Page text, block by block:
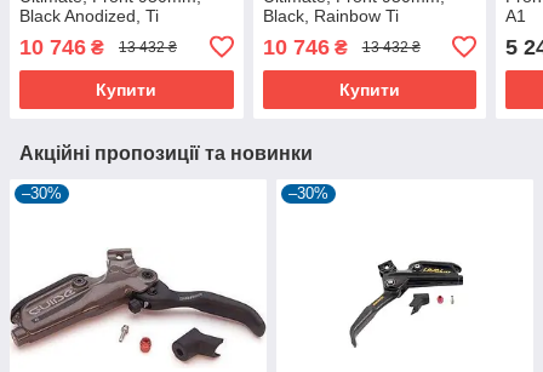
Black Anodized, Ti
10 746 ₴ 13 432 ₴
Купити
Black, Rainbow Ti
10 746₴ 13 432 ₴
Купити
A1
5
Акційні пропозиції та новинки
–30% –30%